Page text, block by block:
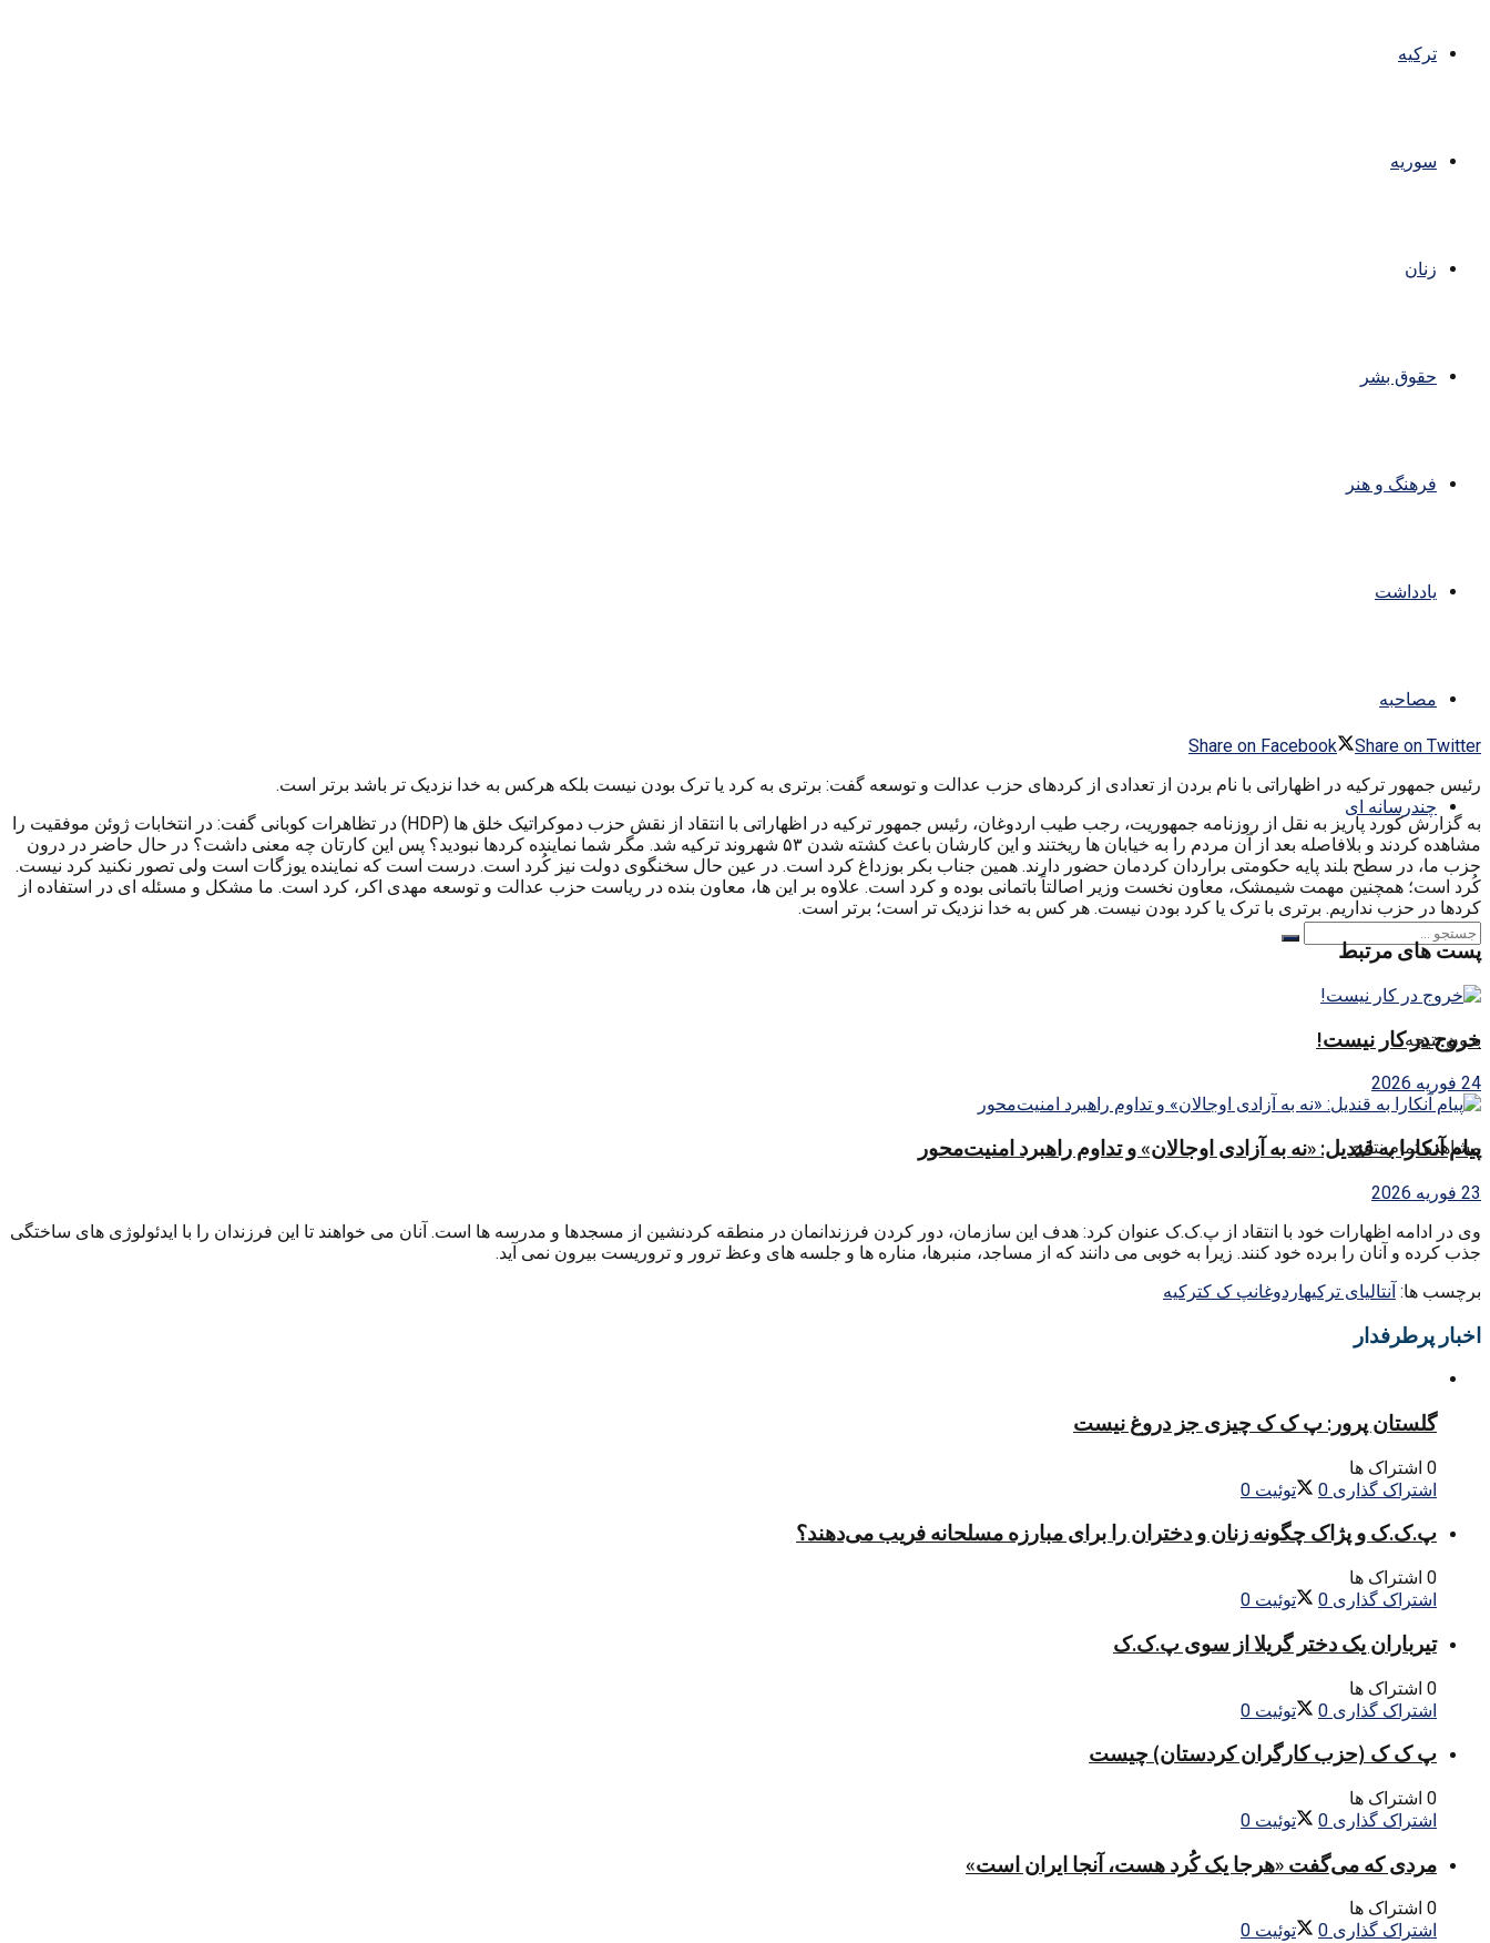
ترکیه
سوریه
زنان
حقوق بشر
فرهنگ و هنر
یادداشت
مصاحبه
چندرسانه ای
بدون نتیجه
مشاهده تمام نتایج
Share on Facebook
Share on Twitter
رئیس جمهور ترکیه در اظهاراتی با نام بردن از تعدادی از کردهای حزب عدالت و توسعه گفت: برتری به کرد یا ترک بودن نیست بلکه هرکس به خدا نزدیک تر باشد برتر است.
به گزارش کورد پاریز به نقل از روزنامه جمهوریت، رجب طیب اردوغان، رئیس جمهور ترکیه در اظهاراتی با انتقاد از نقش حزب دموکراتیک خلق ها (HDP) در تظاهرات کوبانی گفت: در انتخابات ژوئن موفقیت را
مشاهده کردند و بلافاصله بعد از آن مردم را به خیابان ها ریختند و این کارشان باعث کشته شدن ۵۳ شهروند ترکیه شد. مگر شما نماینده کردها نبودید؟ پس این کارتان چه معنی داشت؟ در حال حاضر در درون
حزب ما، در سطح بلند پایه حکومتی براردان کردمان حضور دارند. همین جناب بکر بوزداغ کرد است. در عین حال سخنگوی دولت نیز کُرد است. درست است که نماینده یوزگات است ولی تصور نکنید کرد نیست.
کُرد است؛ همچنین مهمت شیمشک، معاون نخست وزیر اصالتاً باتمانی بوده و کرد است. علاوه بر این ها، معاون بنده در ریاست حزب عدالت و توسعه مهدی اکر، کرد است. ما مشکل و مسئله ای در استفاده از
کردها در حزب نداریم. برتری با ترک یا کرد بودن نیست. هر کس به خدا نزدیک تر است؛ برتر است.
پست های مرتبط
خروج در کار نیست!
24 فوریه 2026
پیام آنکارا به قندیل: «نه به آزادی اوجالان» و تداوم راهبرد امنیت‌محور
23 فوریه 2026
وی در ادامه اظهارات خود با انتقاد از پ.ک.ک عنوان کرد: هدف این سازمان، دور کردن فرزندانمان در منطقه کردنشین از مسجدها و مدرسه ها است. آنان می خواهند تا این فرزندان را با ایدئولوژی های ساختگی
جذب کرده و آنان را برده خود کنند. زیرا به خوبی می دانند که از مساجد، منبرها، مناره ها و جلسه های وعظ ترور و تروریست بیرون نمی آید.
برچسب ها: آنتالیای ترکیهاردوغانپ ک کترکیه
اخبار پرطرفدار
گلستان پرور: پ ک ک چیزی جز دروغ نیست
0 اشتراک ها
اشتراک گذاری 0 توئیت 0
پ.ک.ک و پژاک چگونه زنان و دختران را برای مبارزه مسلحانه فریب می‌دهند؟
0 اشتراک ها
اشتراک گذاری 0 توئیت 0
تیرباران یک دختر گریلا از سوی پ.ک.ک
0 اشتراک ها
اشتراک گذاری 0 توئیت 0
پ ک ک (حزب کارگران کردستان) چیست
0 اشتراک ها
اشتراک گذاری 0 توئیت 0
مردی که می‌گفت «هرجا یک کُرد هست، آنجا ایران است»
0 اشتراک ها
اشتراک گذاری 0 توئیت 0